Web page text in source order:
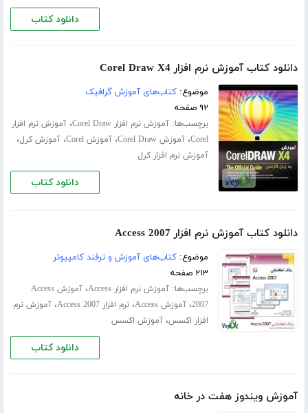
دانلود کتاب
دانلود کتاب آموزش نرم افزار Corel Draw X4
موضوع:کتاب‌های آموزش گرافیک
۹۲ صفحه
برچسب‌ها:آموزش نرم افزار Corel Draw ،آموزش نرم افزار
Corel،آموزش Corel Draw ،آموزش Corel ،آموزش کرل،
آموزش نرم افزار کرل
دانلود کتاب
دانلود کتاب آموزش نرم افزار Access 2007
موضوع:کتاب‌های آموزش و ترفند کامپیوتر
۲۱۳ صفحه
برچسب‌ها:آموزش نرم افزار Access ،
آموزش Access
2007،آموزش Access ،نرم افزار Access 2007 ،آموزش نرم
افزار اکسس،آموزش اکسس
دانلود کتاب
آموزش ویندوز هفت در خانه